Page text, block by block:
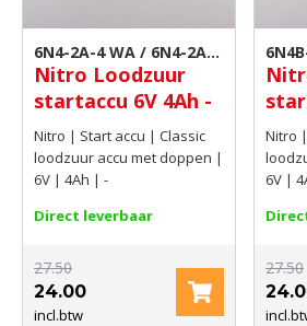
6N4-2A-4 WA / 6N4-2A-4
| Motor accu
Nitro Loodzuur
startaccu 6V 4Ah -
Nitro | Start accu | Classic
loodzuur accu met doppen |
6V | 4Ah | -
Direct leverbaar
27.50
24.00
incl.btw
Nitro
6V |
27.50